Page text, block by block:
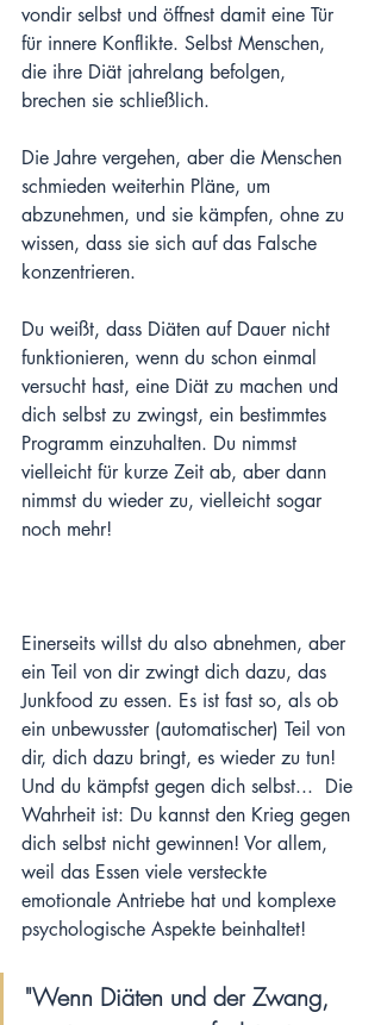
vondir selbst und öffnest damit eine Tür
für innere Konflikte. Selbst Menschen,
die ihre Diät jahrelang befolgen,
brechen sie schließlich.
Die Jahre vergehen, aber die Menschen
schmieden weiterhin Pläne, um
abzunehmen, und sie kämpfen, ohne zu
wissen, dass sie sich auf das Falsche
konzentrieren.
Du weißt, dass Diäten auf Dauer nicht
funktionieren, wenn du schon einmal
versucht hast, eine Diät zu machen und
dich selbst zu zwingst, ein bestimmtes
Programm einzuhalten. Du nimmst
vielleicht für kurze Zeit ab, aber dann
nimmst du wieder zu, vielleicht sogar
noch mehr!
Einerseits willst du also abnehmen, aber
ein Teil von dir zwingt dich dazu, das
Junkfood zu essen. Es ist fast so, als ob
ein unbewusster (automatischer) Teil von
dir, dich dazu bringt, es wieder zu tun!
Und du kämpfst gegen dich selbst...  Die
Wahrheit ist: Du kannst den Krieg gegen
dich selbst nicht gewinnen! Vor allem,
weil das Essen viele versteckte
emotionale Antriebe hat und komplexe
psychologische Aspekte beinhaltet!
"Wenn Diäten und der Zwang,